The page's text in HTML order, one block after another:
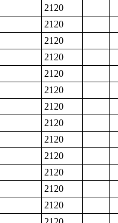
2120
2120
2120
2120
2120
2120
2120
2120
2120
2120
2120
2120
2120